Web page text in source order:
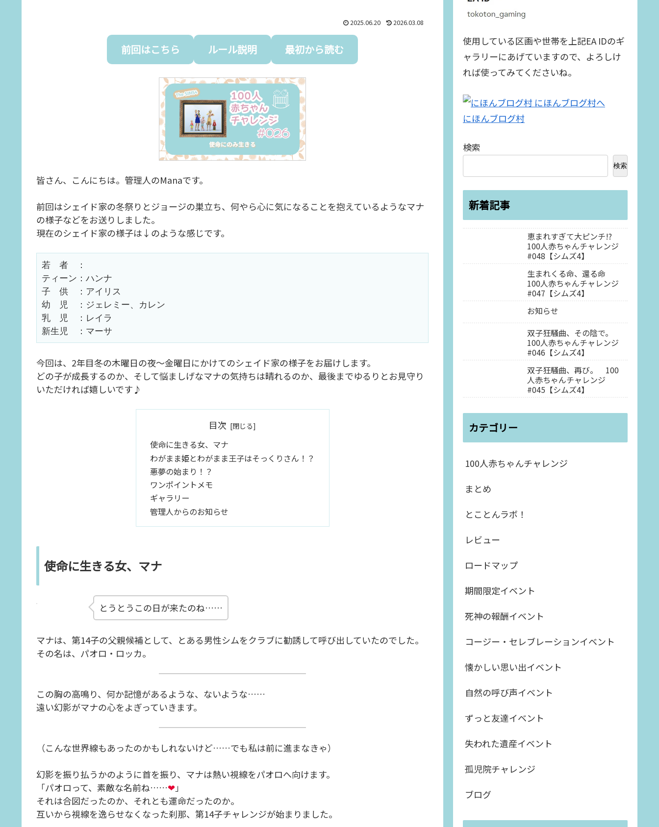
2025.06.20 2026.03.08
前回はこちら ルール説明 最初から読む
皆さん、こんにちは。管理人のManaです。
前回はシェイド家の冬祭りとジョージの巣立ち、何やら心に気になることを抱えているようなマナ
の様子などをお送りしました。
現在のシェイド家の様子は↓のような感じです。
若　者　：
ティーン：ハンナ
子　供　：アイリス
幼　児　：ジェレミー、カレン
乳　児　：レイラ
新生児　：マーサ
今回は、2年目冬の木曜日の夜～金曜日にかけてのシェイド家の様子をお届けします。
どの子が成長するのか、そして悩ましげなマナの気持ちは晴れるのか、最後までゆるりとお見守り
いただければ嬉しいです♪
目次
使命に生きる女、マナ
わがまま姫とわがまま王子はそっくりさん！？
悪夢の始まり！？
ワンポイントメモ
ギャラリー
管理人からのお知らせ
使命に生きる女、マナ
とうとうこの日が来たのね……
マナは、第14子の父親候補として、とある男性シムをクラブに勧誘して呼び出していたのでした。
その名は、パオロ・ロッカ。
この胸の高鳴り、何か記憶があるような、ないような……
遠い幻影がマナの心をよぎっていきます。
（こんな世界線もあったのかもしれないけど……でも私は前に進まなきゃ）
幻影を振り払うかのように首を振り、マナは熱い視線をパオロへ向けます。
「パオロって、素敵な名前ね……❤」
それは合図だったのか、それとも運命だったのか。
互いから視線を逸らせなくなった刹那、第14子チャレンジが始まりました。
使用している区画や世帯を上記EA IDのギ
ャラリーにあげていますので、よろしけ
れば使ってみてくださいね。
にほんブログ村
検索
検索
新着記事
恵まれすぎて大ピンチ!?
100人赤ちゃんチャレンジ
#048【シムズ4】
生まれくる命、還る命
100人赤ちゃんチャレンジ
#047【シムズ4】
お知らせ
双子狂騒曲、その陰で。
100人赤ちゃんチャレンジ
#046【シムズ4】
双子狂騒曲、再び。 100
人赤ちゃんチャレンジ
#045【シムズ4】
カテゴリー
100人赤ちゃんチャレンジ
まとめ
とことんラボ！
レビュー
ロードマップ
期間限定イベント
死神の報酬イベント
コージー・セレブレーションイベント
懐かしい思い出イベント
自然の呼び声イベント
ずっと友達イベント
失われた遺産イベント
孤児院チャレンジ
ブログ